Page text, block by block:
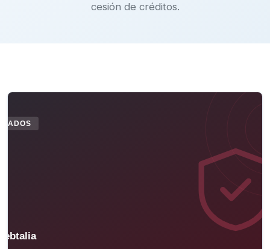
cesión de créditos.